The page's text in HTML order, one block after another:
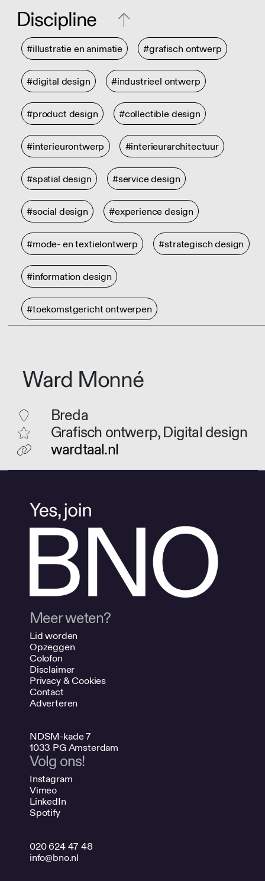
Discipline
#illustratie en animatie #grafisch ontwerp
#digital design #industrieel ontwerp
#product design #collectible design
#interieurontwerp #interieurarchitectuur
#spatial design #service design
#social design #experience design
#mode- en textielontwerp #strategisch design
#information design
#toekomstgericht ontwerpen
Ward Monné
Breda
Grafisch ontwerp, Digital design
wardtaal.nl
Meer weten?
Lid worden
Opzeggen
Colofon
Disclaimer
Privacy & Cookies
Contact
Adverteren
NDSM-kade 7
1033 PG Amsterdam
Volg ons!
Instagram
Vimeo
LinkedIn
Spotify
020 624 47 48
info@bno.nl